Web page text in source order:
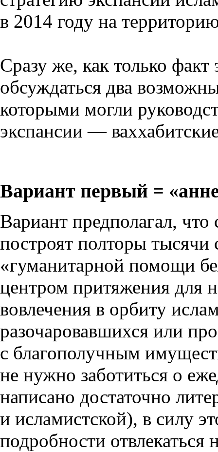
в 2014 году на
Сразу же, как только факт
обсуждаться два
которыми могли
экспансии —
Вариант первый =
Вариант предполагал,
построят полторы тысячи
«гуманитарной помощи
центром притяжения для
вовлечения в орбиту
разочаровавшихся или
с благополучным
не нужно заботиться о
написано достаточно
и исламистской), в силу
подробности отвлекаться